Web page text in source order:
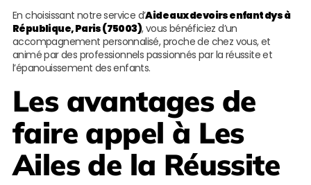
En choisissant notre service d’Aide aux devoirs enfant dys à
République, Paris (75003), vous bénéficiez d’un
accompagnement personnalisé, proche de chez vous, et
animé par des professionnels passionnés par la réussite et
l’épanouissement des enfants.
Les avantages de
faire appel à Les
Ailes de la Réussite